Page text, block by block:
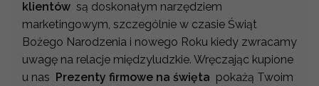
klientów są doskonałym narzędziem
marketingowym, szczególnie w czasie Świąt
Bożego Narodzenia i nowego Roku kiedy zwracamy
uwagę na relacje międzyludzkie. Wręczając kupione
u nas Prezenty firmowe na święta pokażą Twoim